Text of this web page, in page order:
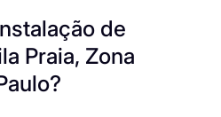
de
Praia, Zona